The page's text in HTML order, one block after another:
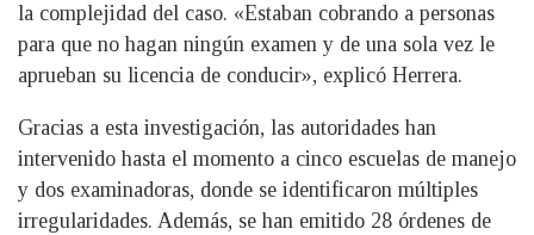
la complejidad del caso. «Estaban cobrando a personas
para que no hagan ningún examen y de una sola vez le
aprueban su licencia de conducir», explicó Herrera.
Gracias a esta investigación, las autoridades han
intervenido hasta el momento a cinco escuelas de manejo
y dos examinadoras, donde se identificaron múltiples
irregularidades. Además, se han emitido 28 órdenes de